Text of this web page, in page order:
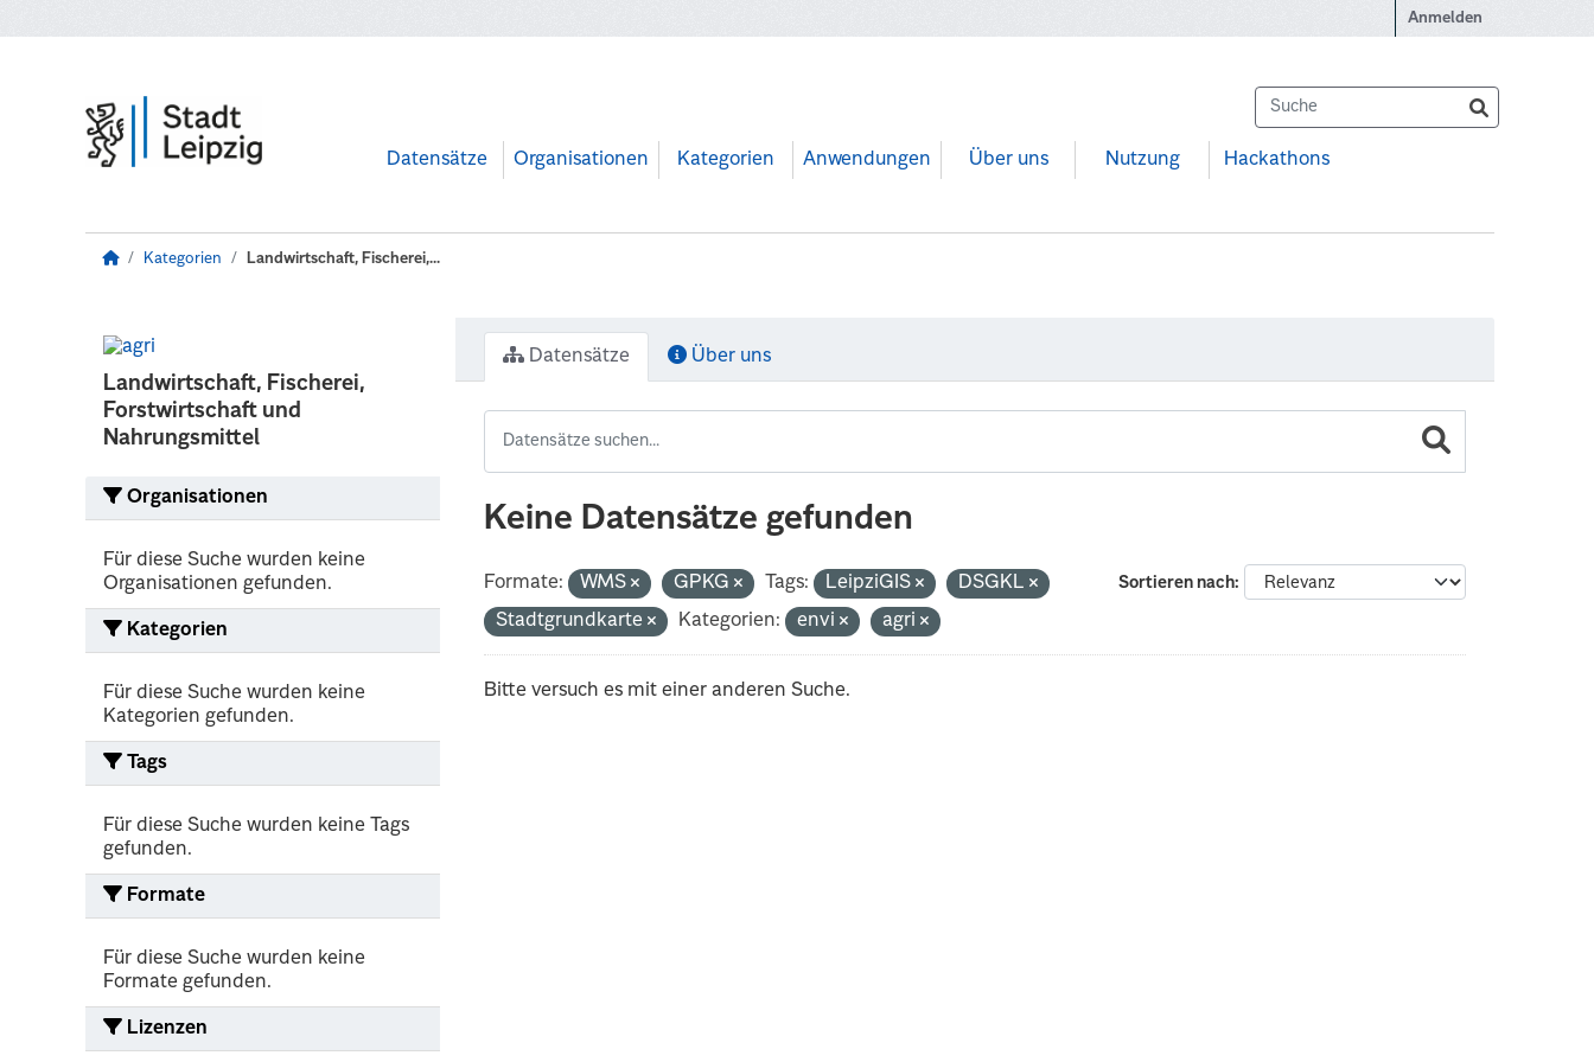
Anmelden
Datensätze Organisationen Kategorien Anwendungen Über uns Nutzung Hackathons
Kategorien Landwirtschaft, Fischerei,...
Landwirtschaft, Fischerei,
Forstwirtschaft und
Nahrungsmittel
Organisationen
Für diese Suche wurden keine
Organisationen gefunden.
Kategorien
Für diese Suche wurden keine
Kategorien gefunden.
Tags
Für diese Suche wurden keine Tags
gefunden.
Formate
Für diese Suche wurden keine
Formate gefunden.
Lizenzen
Datensätze Über uns
Keine Datensätze gefunden
Sortieren nach
Formate: WMS GPKG Tags: LeipziGIS
DSGKL
Stadtgrundkarte
Kategorien: envi agri
Bitte versuch es mit einer anderen Suche.